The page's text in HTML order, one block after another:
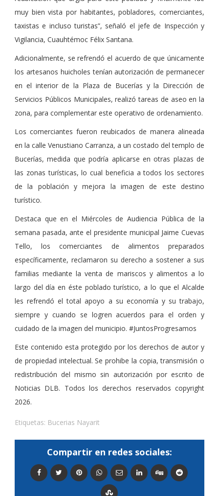
muy bien vista por habitantes, pobladores, comerciantes,
taxistas e incluso turistas”, señaló el jefe de Inspección y
Vigilancia, Cuauhtémoc Félix Santana.
Adicionalmente, se refrendó el acuerdo de que únicamente
los artesanos huicholes tenían autorización de permanecer
en el interior de la Plaza de Bucerías y la Dirección de
Servicios Públicos Municipales, realizó tareas de aseo en la
zona, para complementar este operativo de ordenamiento.
Los comerciantes fueron reubicados de manera alineada
en la calle Venustiano Carranza, a un costado del templo de
Bucerías, medida que podría aplicarse en otras plazas de
las zonas turísticas, lo cual beneficia a todos los sectores
de la población y mejora la imagen de este destino
turístico.
Destaca que en el Miércoles de Audiencia Pública de la
semana pasada, ante el presidente municipal Jaime Cuevas
Tello, los comerciantes de alimentos preparados
específicamente, reclamaron su derecho a sostener a sus
familias mediante la venta de mariscos y alimentos a lo
largo del día en éste poblado turístico, a lo que el Alcalde
les refrendó el total apoyo a su economía y su trabajo,
siempre y cuando se logren acuerdos para el orden y
cuidado de la imagen del municipio. #JuntosProgresamos
Este contenido esta protegido por los derechos de autor y
de propiedad intelectual. Se prohibe la copia, transmisión o
redistribución del mismo sin autorización por escrito de
Noticias DLB. Todos los derechos reservados copyright
2026.
Etiquetas: Bucerias Nayarit
Compartir en redes sociales: